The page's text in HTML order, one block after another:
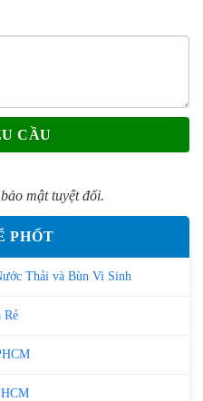
mật tuyệt đối.
PHỐT
Thải và Bùn Vi Sinh
Rẻ